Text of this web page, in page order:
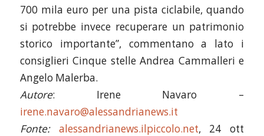
700 mila euro per una pista ciclabile, quando
si potrebbe invece recuperare un patrimonio
storico importante”, commentano a lato i
consiglieri Cinque stelle Andrea Cammalleri e
Angelo Malerba.
Autore: Irene Navaro –
irene.navaro@alessandrianews.it
Fonte:
alessandrianews.ilpiccolo.net, 24 ott